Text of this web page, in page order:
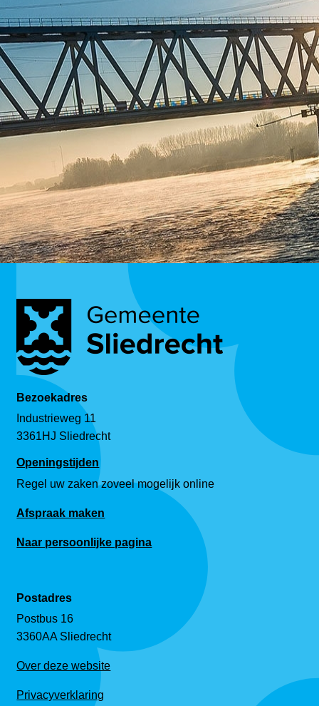
Bezoekadres
Industrieweg 11
3361HJ Sliedrecht
Openingstijden
Regel uw zaken zoveel mogelijk online
Afspraak maken
Naar persoonlijke pagina
Postadres
Postbus 16
3360AA Sliedrecht
Over deze website
Privacyverklaring